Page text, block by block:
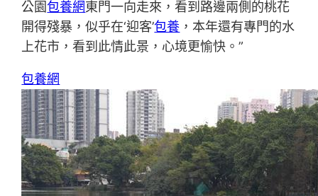
公園包養網東門一向走來，看到路邊兩側的桃花
開得殘暴，似乎在‘迎客’包養 ，本年還有專門的水
上花市，看到此情此景，心境更愉快。”
包養網